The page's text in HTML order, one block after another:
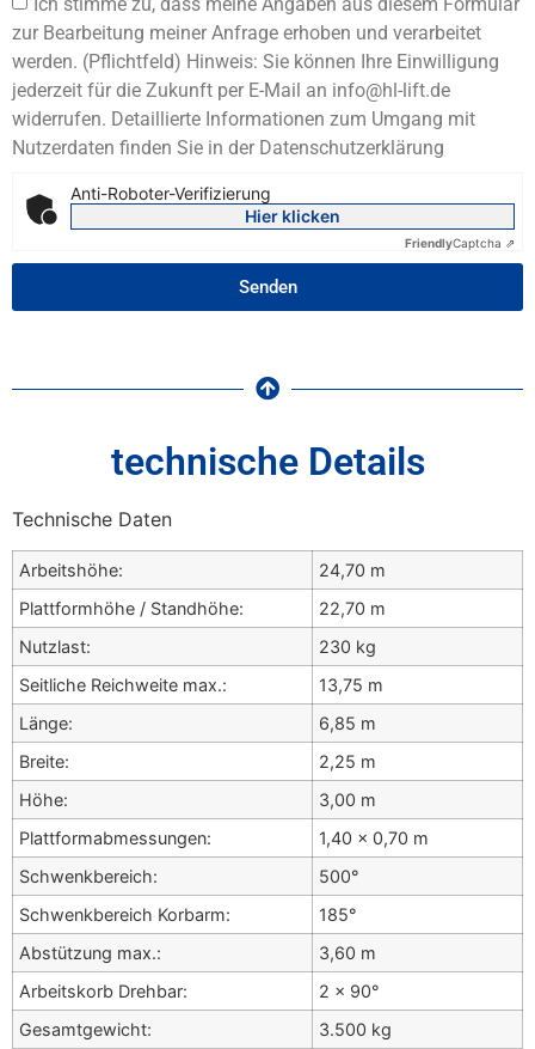
zur Bearbeitung meiner Anfrage erhoben und verarbeitet
werden. (Pflichtfeld) Hinweis: Sie können Ihre Einwilligung
jederzeit für die Zukunft per E-Mail an info@hl-lift.de
widerrufen. Detaillierte Informationen zum Umgang mit
Nutzerdaten finden Sie in der Datenschutzerklärung
Anti-Roboter-Verifizierung
Hier klicken
FriendlyCaptcha ⇗
Senden
technische Details
Technische Daten
Arbeitshöhe:
24,70 m
Plattformhöhe / Standhöhe:
22,70 m
Nutzlast:
230 kg
Seitliche Reichweite max.:
13,75 m
Länge:
6,85 m
Breite:
2,25 m
Höhe:
3,00 m
Plattformabmessungen:
1,40 x 0,70 m
Schwenkbereich:
500°
Schwenkbereich Korbarm:
185°
Abstützung max.:
3,60 m
Arbeitskorb Drehbar:
2 x 90°
Gesamtgewicht:
3.500 kg